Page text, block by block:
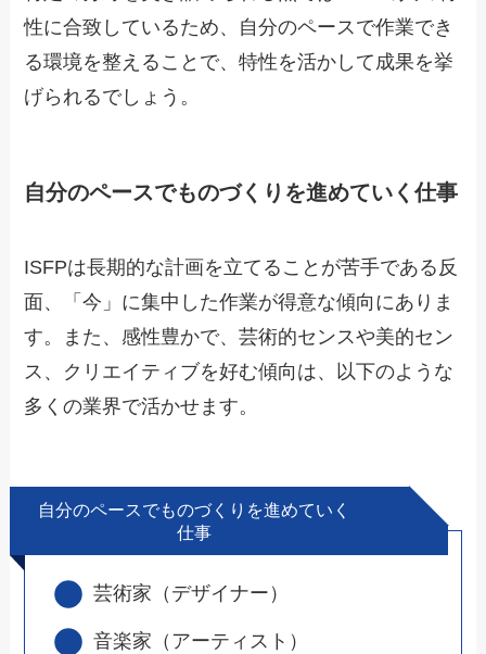
性に合致しているため、自分のペースで作業でき
る環境を整えることで、特性を活かして成果を挙
げられるでしょう。
自分のペースでものづくりを進めていく仕事
ISFPは長期的な計画を立てることが苦手である反
面、「今」に集中した作業が得意な傾向にありま
す。また、感性豊かで、芸術的センスや美的セン
ス、クリエイティブを好む傾向は、以下のような
多くの業界で活かせます。
自分のペースでものづくりを進めていく
仕事
芸術家（デザイナー）
音楽家（アーティスト）